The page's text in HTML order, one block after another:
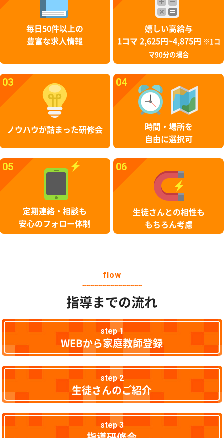
毎日50件以上の
豊富な求人情報
嬉しい高給与
1コマ 2,625円~4,875円
※1コ
マ90分の場合
03
ノウハウが詰まった研修会
04
時間・場所を
自由に選択可
05
定期連絡・相談も
安心のフォロー体制
06
生徒さんとの相性も
もちろん考慮
flow
指導までの流れ
step 1
WEBから家庭教師登録
step 2
生徒さんのご紹介
step 3